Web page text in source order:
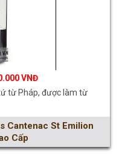
từ Pháp, được làm từ
Cantenac St Emilion
Cấp